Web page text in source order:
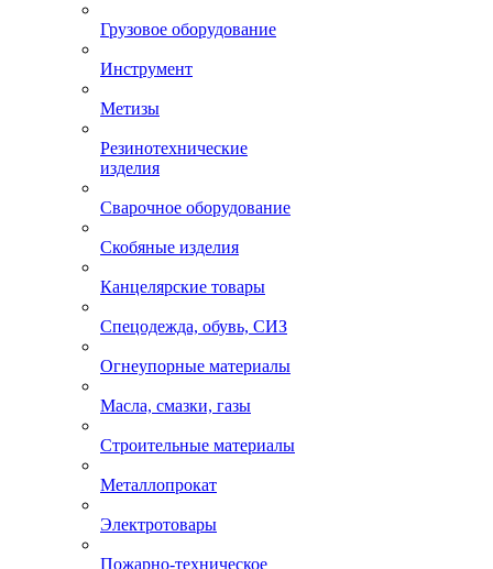
Грузовое оборудование
Инструмент
Метизы
Резинотехнические
изделия
Сварочное оборудование
Скобяные изделия
Канцелярские товары
Спецодежда, обувь, СИЗ
Огнеупорные материалы
Масла, смазки, газы
Строительные материалы
Металлопрокат
Электротовары
Пожарно-техническое